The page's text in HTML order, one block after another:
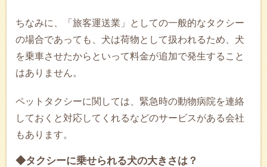
ちなみに、「旅客運送業」としての一般的なタクシー
の場合であっても、犬は荷物として扱われるため、犬
を乗車させたからといって料金が追加で発生すること
はありません。
ペットタクシーに関しては、緊急時の動物病院を連絡
しておくと対応してくれるなどのサービスがある会社
もあります。
◆タクシーに乗せられる犬の大きさは？